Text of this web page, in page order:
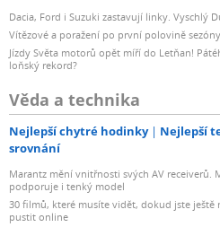
Dacia, Ford i Suzuki zastavují linky. Vyschlý
Vítězové a poražení po první polovině
Jízdy Světa motorů opět míří do Letňan!
loňský rekord?
Věda a technika
Nejlepší chytré hodinky Nejlepší
srovnání
Marantz mění vnitřnosti svých AV receiverů.
podporuje i tenký model
30 filmů, které musíte vidět, dokud jste ještě
pustit online